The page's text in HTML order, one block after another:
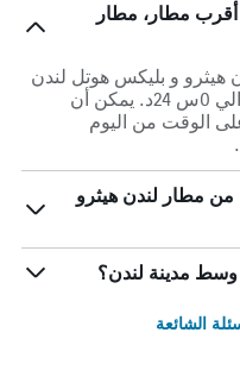
مطار، مطار
هيثرو و بليكس هوتل لندن
هي 31 كم ومدة القيادة المتوقعة حوالي 0س 24د. يمكن أن
على الوقت من اليوم
مطار لندن هيثرو
مدينة لندن؟
الشائعة